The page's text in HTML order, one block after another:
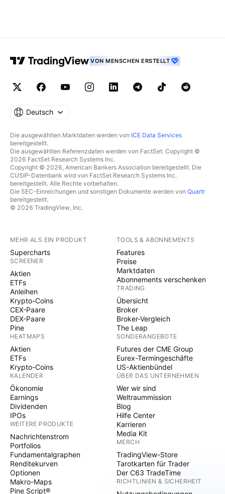
VON MENSCHEN ERSTELLT
Deutsch
Die ausgewählten Marktdaten werden von ICE Data Services
bereitgestellt.
Die ausgewählten Referenzdaten werden von FactSet. Copyright ©
2026 FactSet Research Systems Inc.
Copyright © 2026, American Bankers Association bereitgestellt. Die
CUSIP-Datenbank wird von FactSet Research Systems Inc.
bereitgestellt. Alle Rechte vorbehalten.
Die SEC-Einreichungen und sonstigen Dokumente werden von Quartr
bereitgestellt.
© 2026 TradingView, Inc.
MEHR ALS EIN PRODUKT
Supercharts
SCREENER
Aktien
ETFs
Anleihen
Krypto-Coins
CEX-Paare
DEX-Paare
Pine
HEATMAPS
Aktien
ETFs
Krypto-Coins
KALENDER
Ökonomie
Earnings
Dividenden
IPOs
WEITERE PRODUKTE
Nachrichtenstrom
Portfolios
Fundamentalgraphen
Renditekurven
Optionen
Makro-Maps
Pine Script®
TOOLS & ABONNEMENTS
Features
Preise
Marktdaten
Abonnements verschenken
TRADING
Übersicht
Broker
Broker-Vergleich
The Leap
SONDERANGEBOTE
Futures der CME Group
Eurex-Termingeschäfte
US-Aktienbündel
ÜBER DAS UNTERNEHMEN
Wer wir sind
Weltraummission
Blog
Hilfe Center
Karrieren
Media Kit
MERCH
TradingView-Store
Tarotkarten für Trader
Der C63 TradeTime
RICHTLINIEN & SICHERHEIT